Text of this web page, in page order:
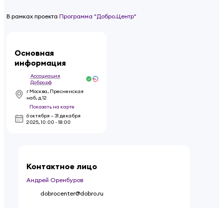
В рамках проекта Программа "Добро.Центр"
Основная
информация
Ассоциация
Добро.рф
г Москва, Пресненская
наб, д 12
Показать на карте
6 октября – 31 декабря
2025,10:00 - 18:00
Контактное лицо
Андрей Оренбуров
dobrocenter@dobro.ru